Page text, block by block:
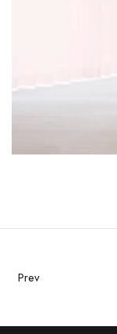
Prev